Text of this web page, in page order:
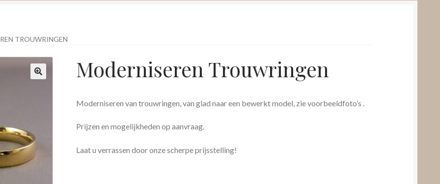
TROUWRINGEN
Moderniseren Trouwringen
Moderniseren van trouwringen, van glad naar een bewerkt model, zie voorbeeldfoto’s .
Prijzen en mogelijkheden op aanvraag.
Laat u verrassen door onze scherpe prijsstelling!